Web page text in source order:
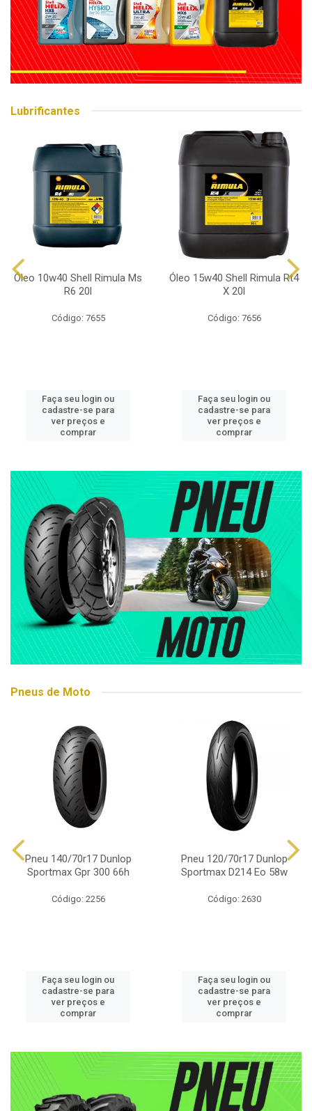
Lubrificantes
Óleo 10w40 Shell Rimula Ms
R6 20l
Código: 7655
Faça seu login ou
cadastre-se para
ver preços e
comprar
Óleo 15w40 Shell Rimula Rt4
X 20l
Código: 7656
Faça seu login ou
cadastre-se para
ver preços e
comprar
Pneus de Moto
Pneu 140/70r17 Dunlop
Sportmax Gpr 300 66h
Código: 2256
Faça seu login ou
cadastre-se para
ver preços e
comprar
Pneu 120/70r17 Dunlop
Sportmax D214 Eo 58w
Código: 2630
Faça seu login ou
cadastre-se para
ver preços e
comprar